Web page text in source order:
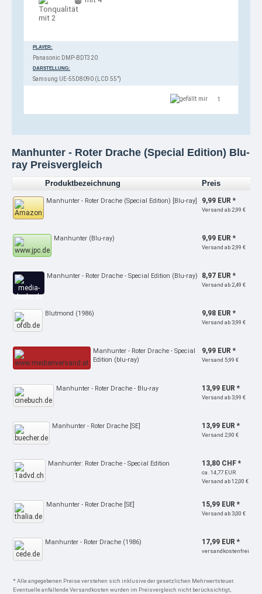
mit 2
PLAYER:
Panasonic DMP-BDT320
DARSTELLUNG:
Samsung UE-55D8090 (LCD 55")
1
Manhunter - Roter Drache (Special Edition) Blu-
ray Preisvergleich
Produktbezeichnung Preis
Manhunter - Roter Drache (Special Edition) [Blu-ray] 9,99 EUR *
Versand ab 2,99 €
Manhunter (Blu-ray) 9,99 EUR *
Versand ab 2,99 €
Manhunter - Roter Drache - Special Edition (Blu-ray) 8,97 EUR *
Versand ab 2,49 €
Blutmond (1986) 9,98 EUR *
Versand ab 3,99 €
Manhunter - Roter Drache - Special
Edition (blu-ray)
9,99 EUR *
Versand 5,99 €
Manhunter - Roter Drache - Blu-ray 13,99 EUR *
Versand ab 3,99 €
Manhunter - Roter Drache [SE] 13,99 EUR *
Versand 2,90 €
Manhunter: Roter Drache - Special Edition 13,80 CHF *
ca. 14,77 EUR
Versand ab 12,00 €
Manhunter - Roter Drache [SE] 15,99 EUR *
Versand ab 3,00 €
Manhunter - Roter Drache (1986) 17,99 EUR *
versandkostenfrei
* Alle angegebenen Preise verstehen sich inklusive der gesetzlichen Mehrwertsteuer.
Eventuelle anfallende Versandkosten wurden im Preisvergleich nicht berücksichtigt,